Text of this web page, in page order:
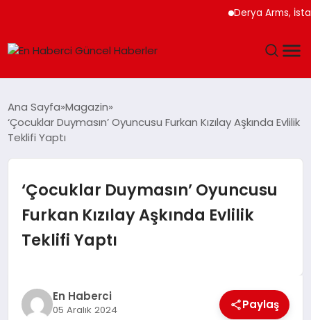
Derya Arms,
SPOR
TEKNOLOJI
MAGAZIN
EKONOMI
Ana Sayfa Magazin
‘Çocuklar Duymasın’ Oyuncusu Furkan Kızılay Aşkında Evlilik
Teklifi Yaptı
‘Çocuklar Duymasın’ Oyuncusu
Furkan Kızılay Aşkında Evlilik
Teklifi Yaptı
En Haberci
05 Aralık 2024 Paylaş